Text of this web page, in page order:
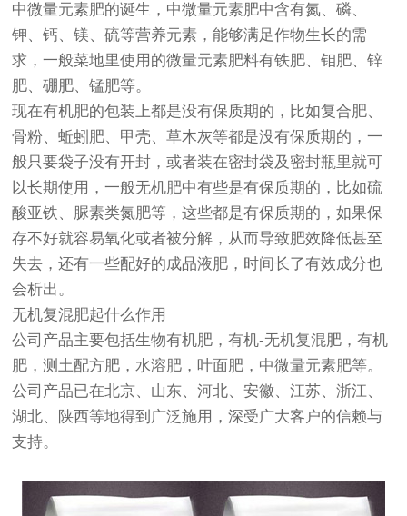
中微量元素肥的诞生，中微量元素肥中含有氮、磷、
钾、钙、镁、硫等营养元素，能够满足作物生长的需
求，一般菜地里使用的微量元素肥料有铁肥、钼肥、锌
肥、硼肥、锰肥等。
现在有机肥的包装上都是没有保质期的，比如复合肥、
骨粉、蚯蚓肥、甲壳、草木灰等都是没有保质期的，一
般只要袋子没有开封，或者装在密封袋及密封瓶里就可
以长期使用，一般无机肥中有些是有保质期的，比如硫
酸亚铁、脲素类氮肥等，这些都是有保质期的，如果保
存不好就容易氧化或者被分解，从而导致肥效降低甚至
失去，还有一些配好的成品液肥，时间长了有效成分也
会析出。
无机复混肥起什么作用
公司产品主要包括生物有机肥，有机-无机复混肥，有机
肥，测土配方肥，水溶肥，叶面肥，中微量元素肥等。
公司产品已在北京、山东、河北、安徽、江苏、浙江、
湖北、陕西等地得到广泛施用，深受广大客户的信赖与
支持。